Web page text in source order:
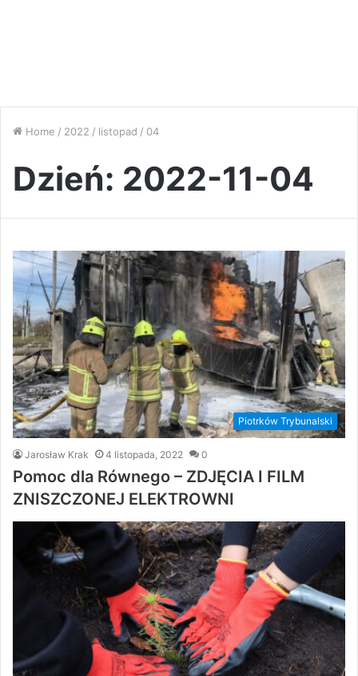
Home / 2022 / listopad / 04
Dzień: 2022-11-04
Piotrków Trybunalski
Jarosław Krak 4 listopada, 2022 0
Pomoc dla Równego – ZDJĘCIA I FILM
ZNISZCZONEJ ELEKTROWNI